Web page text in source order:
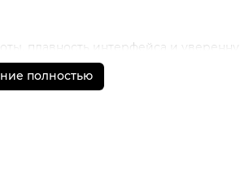
плавность интерфейса и
о зарядке.
и сохраняет стабильную
полностью